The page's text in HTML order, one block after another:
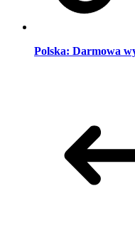
Polska: Darmowa